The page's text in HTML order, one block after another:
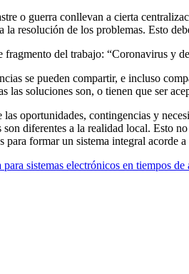
o guerra conllevan a cierta
la resolución de los problemas. Esto
fragmento del trabajo: “Coronavirus y
se pueden compartir, e incluso
las soluciones son, o tienen que ser
las oportunidades, contingencias y
diferentes a la realidad local. Esto
para formar un sistema integral acorde
sistemas electrónicos en tiempos